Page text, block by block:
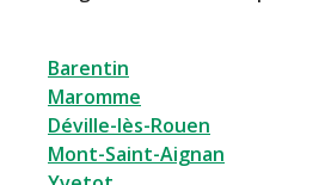
Barentin
Maromme
Déville-lès-Rouen
Mont-Saint-Aignan